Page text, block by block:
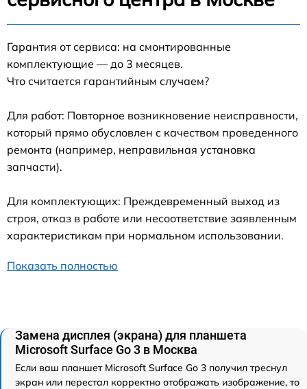
Гарантия от сервиса: на смонтированные
комплектующие — до 3 месяцев.
Что считается гарантийным случаем?
Для работ: Повторное возникновение неисправности,
который прямо обусловлен с качеством проведенного
ремонта (например, неправильная установка
запчасти).
Для комплектующих: Преждевременный выход из
строя, отказ в работе или несоответствие заявленным
характеристикам при нормальном использовании.
Показать полностью
Замена дисплея (экрана) для планшета
Microsoft Surface Go 3 в Москва
Если ваш планшет Microsoft Surface Go 3 получил треснул
экран или перестал корректно отображать изображение, то